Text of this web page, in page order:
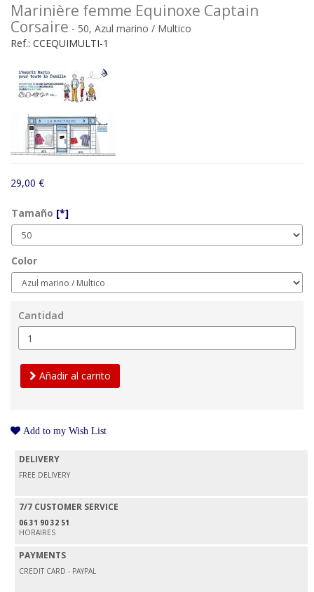
Marinière femme Equinoxe Captain
Corsaire - 50, Azul marino / Multico
Ref.: CCEQUIMULTI-1
29,00 €
Tamaño [*]
Color
Cantidad
Añadir al carrito
Add to my Wish List
DELIVERY
FREE DELIVERY
7/7 CUSTOMER SERVICE
06 31 90 32 51
HORAIRES
PAYMENTS
CREDIT CARD - PAYPAL